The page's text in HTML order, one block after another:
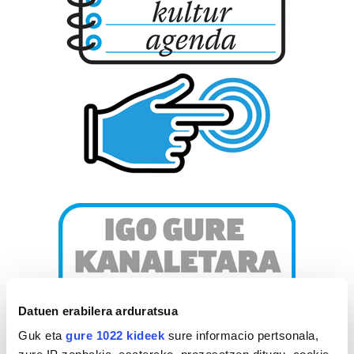
Datuen erabilera arduratsua
Guk eta gure 1022 kideek sure informacio pertsonala,